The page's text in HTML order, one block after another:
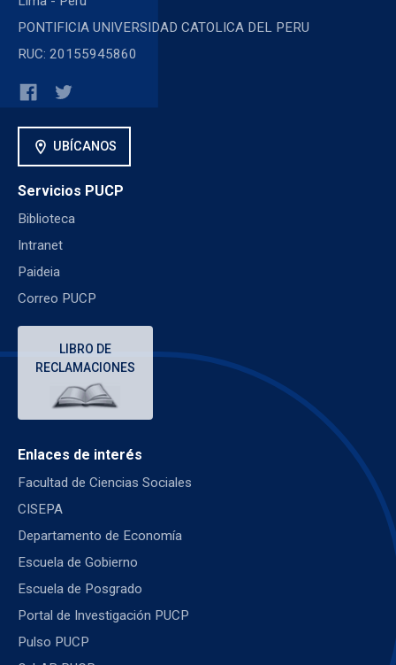
PONTIFICIA UNIVERSIDAD CATOLICA DEL PERU
RUC: 20155945860
location_on UBÍCANOS
Servicios PUCP
Biblioteca
Intranet
Paideia
Correo PUCP
LIBRO DE
RECLAMACIONES
Enlaces de interés
Facultad de Ciencias Sociales
CISEPA
Departamento de Economía
Escuela de Gobierno
Escuela de Posgrado
Portal de Investigación PUCP
Pulso PUCP